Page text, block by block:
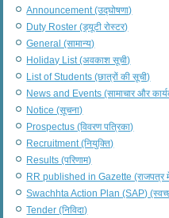
Announcement (उद्घोषणा)
Duty Roster (ड्यूटी रोस्टर)
General (सामान्य)
Holiday List (अवकाश सूची)
List of Students (छात्रों की सूची)
News and Events (सामाचार और
Notice (सूचना)
Prospectus (विवरण पत्रिका)
Recruitment (नियुक्ति)
Results (परिणाम)
RR published in Gazette (राजपत्र में
Swachhta Action Plan (SAP)
Tender (निविदा)